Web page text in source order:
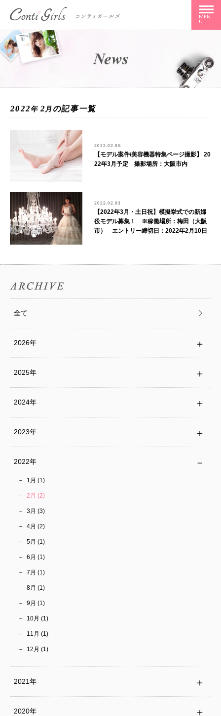
MEN
U
2022年 2月の記事一覧
2022.02.08
【モデル案件/美容機器特集ページ撮影】 20
22年3月予定 撮影場所：大阪市内
2022.02.03
【2022年3月・土日祝】模擬挙式での新婦
役モデル募集！ ※稼働場所：梅田（大阪
市） エントリー締切日：2022年2月10日
全て
2026年
2025年
2024年
2023年
2022年
1月 (1)
2月 (2)
3月 (3)
4月 (2)
5月 (1)
6月 (1)
7月 (1)
8月 (1)
9月 (1)
10月 (1)
11月 (1)
12月 (1)
2021年
2020年